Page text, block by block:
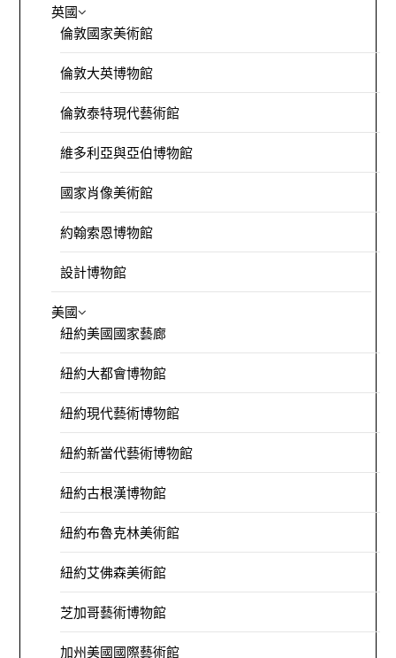
英國
倫敦國家美術館
倫敦大英博物館
倫敦泰特現代藝術館
維多利亞與亞伯博物館
國家肖像美術館
約翰索恩博物館
設計博物館
美國
紐約美國國家藝廊
紐約大都會博物館
紐約現代藝術博物館
紐約新當代藝術博物館
紐約古根漢博物館
紐約布魯克林美術館
紐約艾佛森美術館
芝加哥藝術博物館
加州美國國際藝術館